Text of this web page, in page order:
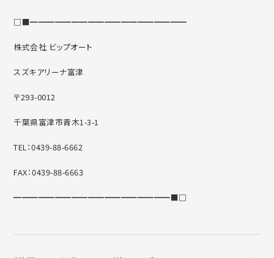
□■━━━━━━━━━━━━━━━━━━━
株式会社 ビップオート
スズキアリーナ富津
〒293-0012
千葉県富津市青木1-3-1
TEL：0439-88-6662
FAX：0439-88-6663
━━━━━━━━━━━━━━━━━━━■□